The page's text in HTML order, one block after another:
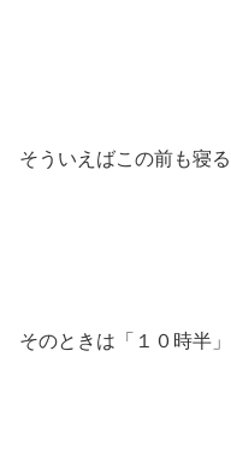
そういえばこの前も寝
そのときは「１０時半